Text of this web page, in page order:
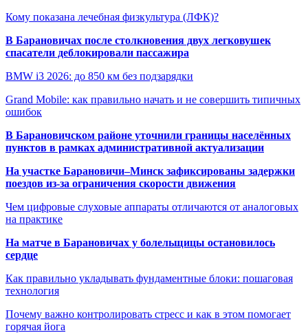
Кому показана лечебная физкультура (ЛФК)?
В Барановичах после столкновения двух легковушек
спасатели деблокировали пассажира
BMW i3 2026: до 850 км без подзарядки
Grand Mobile: как правильно начать и не совершить типичных
ошибок
В Барановичском районе уточнили границы населённых
пунктов в рамках административной актуализации
На участке Барановичи–Минск зафиксированы задержки
поездов из-за ограничения скорости движения
Чем цифровые слуховые аппараты отличаются от аналоговых
на практике
На матче в Барановичах у болельщицы остановилось
сердце
Как правильно укладывать фундаментные блоки: пошаговая
технология
Почему важно контролировать стресс и как в этом помогает
горячая йога